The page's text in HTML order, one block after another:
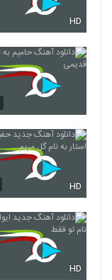
6263
6266
6267
HD
HD
HD